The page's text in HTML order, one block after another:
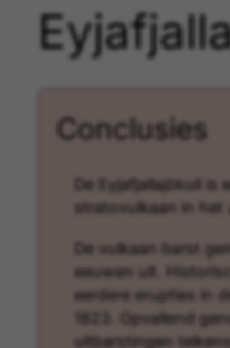
Conclusies
De Eyjafjallajökull
stratovulkaan in het
De vulkaan barst
eeuwen uit.
eerdere erupties in
1823. Opvallend
uitbarstingen